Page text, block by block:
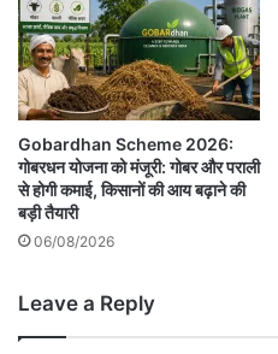
Gobardhan Scheme 2026:
गोबरधन योजना को मंजूरी: गोबर और पराली
से होगी कमाई, किसानों की आय बढ़ाने की
बड़ी तैयारी
06/08/2026
Leave a Reply